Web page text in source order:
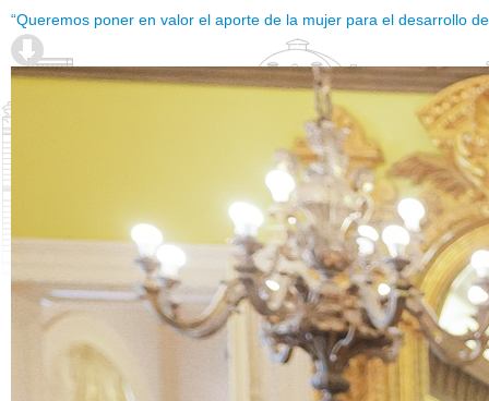
“Queremos poner en valor el aporte de la mujer para el desarrollo